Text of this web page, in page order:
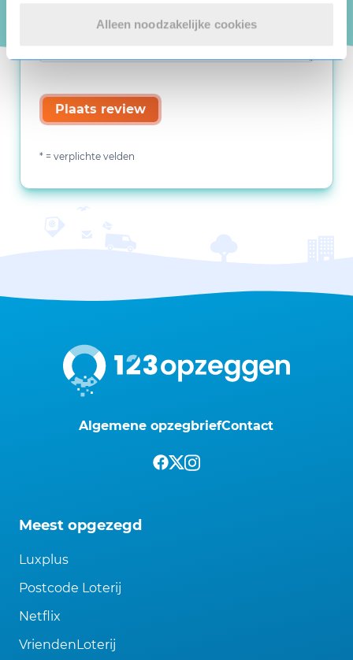
Alleen noodzakelijke cookies
Plaats review
* = verplichte velden
Algemene opzegbriefContact
Meest opgezegd
Luxplus
Postcode Loterij
Netflix
VriendenLoterij